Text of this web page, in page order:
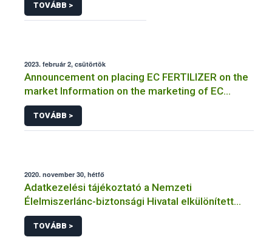
TOVÁBB >
2023. február 2, csütörtök
Announcement on placing EC FERTILIZER on the
market Information on the marketing of EC
FERTILIZER and the application for a certificate
TOVÁBB >
2020. november 30, hétfő
Adatkezelési tájékoztató a Nemzeti
Élelmiszerlánc-biztonsági Hivatal elkülönített
visszaélés-bejelentési rendszerhez kapcsolódó
adatkezeléséhez
TOVÁBB >